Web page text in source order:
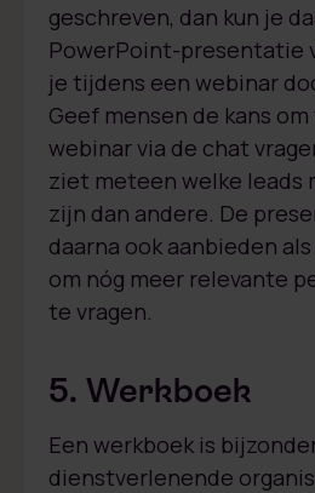
geschreven, dan kun je
PowerPoint-presentatie
je tijdens een webinar
Geef mensen de kans
webinar via de chat
ziet meteen welke leads
zijn dan andere. De
daarna ook aanbieden
om nóg meer relevante
te vragen.
5. Werkboek
Een werkboek is
dienstverlenende